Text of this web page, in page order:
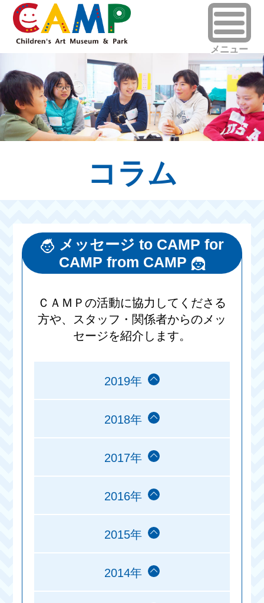
コラム
メッセージ to CAMP for
CAMP from CAMP
ＣＡＭＰの活動に協力してくださる
方や、スタッフ・関係者からのメッ
セージを紹介します。
2019年
2018年
2017年
2016年
2015年
2014年